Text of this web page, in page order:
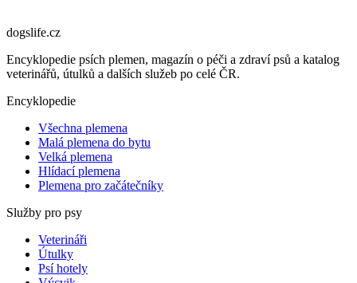
dogslife.cz
Encyklopedie psích plemen, magazín o péči a zdraví psů a katalog
veterinářů, útulků a dalších služeb po celé ČR.
Encyklopedie
Všechna plemena
Malá plemena do bytu
Velká plemena
Hlídací plemena
Plemena pro začátečníky
Služby pro psy
Veterináři
Útulky
Psí hotely